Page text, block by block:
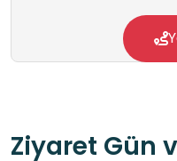
Ziyaret Gün